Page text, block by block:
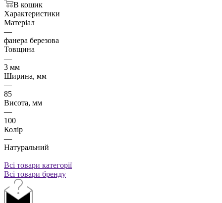
В кошик
Характеристики
Матеріал
—
фанера березова
Товщина
—
3 мм
Ширина, мм
—
85
Висота, мм
—
100
Колір
—
Натуральний
Всі товари категорії
Всі товари бренду